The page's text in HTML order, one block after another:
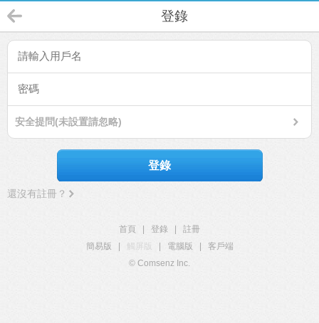
登錄
安全提問(未設置請忽略)
登錄
還沒有註冊？
首頁 登錄
註冊
簡易版
觸屏版 電腦版
客戶端
© Comsenz Inc.